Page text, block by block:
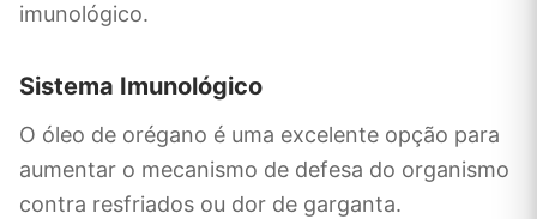
imunológico.
Sistema Imunológico
O óleo de orégano é uma excelente opção para
aumentar o mecanismo de defesa do organismo
contra resfriados ou dor de garganta.